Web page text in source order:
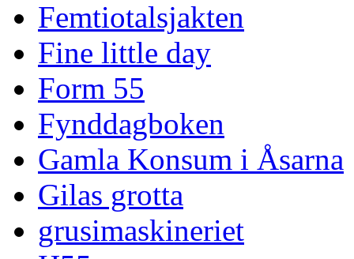
Femtiotalsjakten
Fine little day
Form 55
Fynddagboken
Gamla Konsum i Åsarna
Gilas grotta
grusimaskineriet